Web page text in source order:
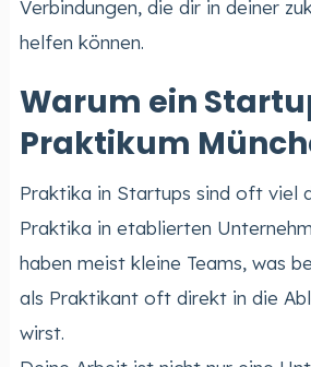
Verbindungen, die dir in deiner
helfen können.
Warum ein
Praktikum
Praktika in Startups sind oft viel
Praktika in etablierten
haben meist kleine Teams, was
als Praktikant oft direkt in die
wirst.